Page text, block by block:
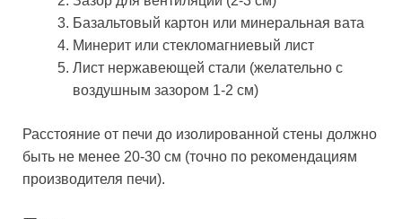
Базальтовый картон или минеральная вата
Минерит или стекломагниевый лист
Лист нержавеющей стали (желательно с
воздушным зазором 1-2 см)
Расстояние от печи до изолированной стены должно
быть не менее 20-30 см (точно по рекомендациям
производителя печи).